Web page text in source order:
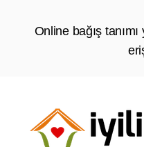
Online bağış